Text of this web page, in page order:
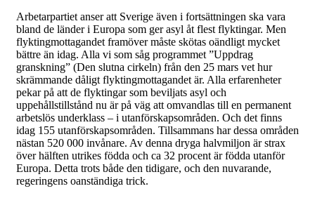
Arbetarpartiet anser att Sverige även i fortsättningen ska vara
bland de länder i Europa som ger asyl åt flest flyktingar. Men
flyktingmottagandet framöver måste skötas oändligt mycket
bättre än idag. Alla vi som såg programmet ”Uppdrag
granskning” (Den slutna cirkeln) från den 25 mars vet hur
skrämmande dåligt flyktingmottagandet är. Alla erfarenheter
pekar på att de flyktingar som beviljats asyl och
uppehållstillstånd nu är på väg att omvandlas till en permanent
arbetslös underklass – i utanförskapsområden. Och det finns
idag 155 utanförskapsområden. Tillsammans har dessa områden
nästan 520 000 invånare. Av denna dryga halvmiljon är strax
över hälften utrikes födda och ca 32 procent är födda utanför
Europa. Detta trots både den tidigare, och den nuvarande,
regeringens oanständiga trick.